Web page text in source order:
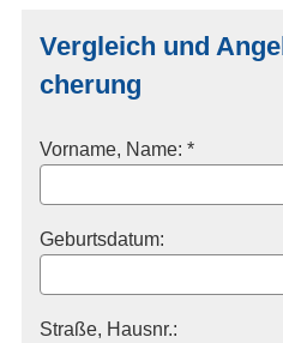
Vergleich und
che­rung
Vorname, Name: *
Geburts­datum:
Straße, Hausnr.: